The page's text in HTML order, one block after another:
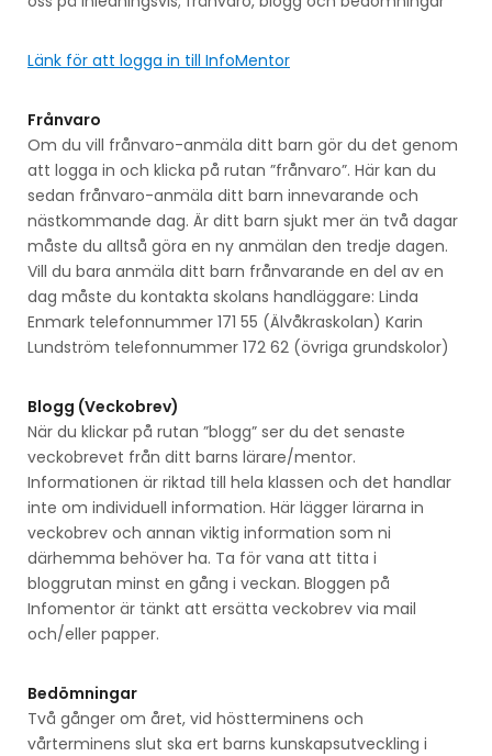
Länk för att logga in till InfoMentor
Frånvaro
Om du vill frånvaro-anmäla ditt barn gör du det genom
att logga in och klicka på rutan ”frånvaro”. Här kan du
sedan frånvaro-anmäla ditt barn innevarande och
nästkommande dag. Är ditt barn sjukt mer än två dagar
måste du alltså göra en ny anmälan den tredje dagen.
Vill du bara anmäla ditt barn frånvarande en del av en
dag måste du kontakta skolans handläggare: Linda
Enmark telefonnummer 171 55 (Älvåkraskolan) Karin
Lundström telefonnummer 172 62 (övriga grundskolor)
Blogg (Veckobrev)
När du klickar på rutan ”blogg” ser du det senaste
veckobrevet från ditt barns lärare/mentor.
Informationen är riktad till hela klassen och det handlar
inte om individuell information. Här lägger lärarna in
veckobrev och annan viktig information som ni
därhemma behöver ha. Ta för vana att titta i
bloggrutan minst en gång i veckan. Bloggen på
Infomentor är tänkt att ersätta veckobrev via mail
och/eller papper.
Bedömningar
Två gånger om året, vid höstterminens och
vårterminens slut ska ert barns kunskapsutveckling i